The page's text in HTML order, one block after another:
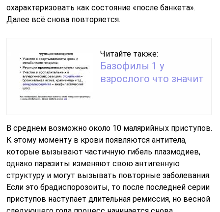
охарактеризовать как состояние «после банкета».
Далее всё снова повторяется.
Читайте также:
Базофилы 1 у
взрослого что значит
В среднем возможно около 10 малярийных приступов.
К этому моменту в крови появляются антитела,
которые вызывают частичную гибель плазмодиев,
однако паразиты изменяют свою антигенную
структуру и могут вызывать повторные заболевания.
Если это брадиспорозоиты, то после последней серии
приступов наступает длительная ремиссия, но весной